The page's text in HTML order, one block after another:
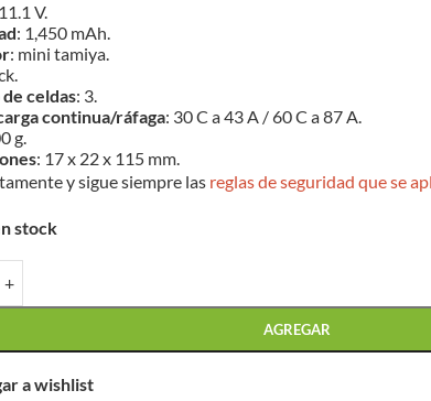
V.
: 1,450 mAh.
: mini tamiya.
celdas: 3.
continua/ráfaga: 30 C a 43 A / 60 C a 87 A.
g.
: 17 x 22 x 115 mm.
y sigue siempre las reglas de seguridad que se
stock
+
AGREGAR
a wishlist